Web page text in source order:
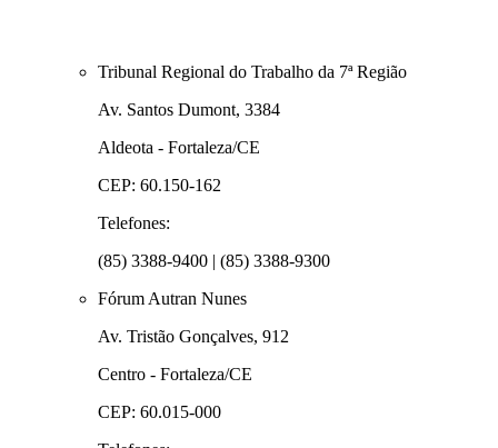
Tribunal Regional do Trabalho da 7ª Região
Av. Santos Dumont, 3384
Aldeota - Fortaleza/CE
CEP: 60.150-162
Telefones:
(85) 3388-9400 | (85) 3388-9300
Fórum Autran Nunes
Av. Tristão Gonçalves, 912
Centro - Fortaleza/CE
CEP: 60.015-000